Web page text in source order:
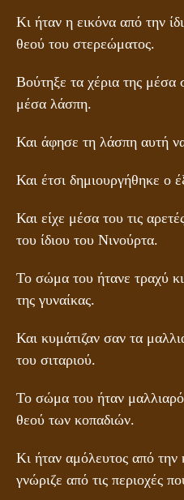
Κι ήταν η εικόνα από την
θεού του στερεώματος.
Βούτηξε τα χέρια της μέσα
μέσα λάσπη.
Και άφησε τη λάσπη αυτή
Και έτσι δημιουργήθηκε ο
Και είχε μέσα του τις
του ίδιου του Νινούρτα.
Το σώμα του ήτανε τραχύ
της γυναίκας.
Και κυμάτιζαν σαν τα
του σιταριού.
Το σώμα του ήταν
θεού των κοπαδιών.
Κι ήταν αμόλευτος από την
γνώριζε από τις περιοχές